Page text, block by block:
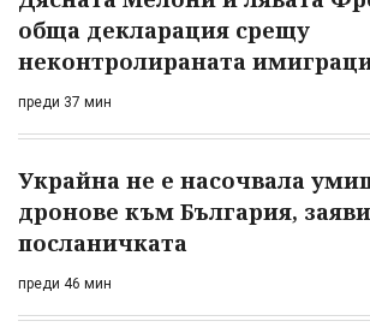
обща декларация срещу
неконтролираната
преди 37 мин
Украйна не е насочвала
дронове към България, заяви
посланичката
преди 46 мин